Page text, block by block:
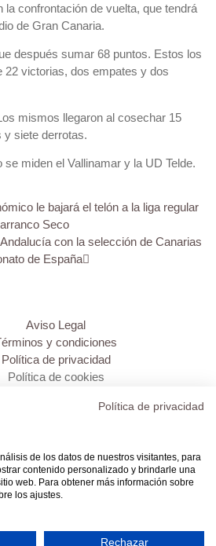
la confrontación de vuelta, que tendrá
de Gran Canaria.
después sumar 68 puntos. Estos los
22 victorias, dos empates y dos
mismos llegaron al cosechar 15
y siete derrotas.
se miden el Vallinamar y la UD Telde.
le bajará el telón a la liga regular
Seco
con la selección de Canarias
de España
Aviso Legal
y condiciones
Política de privacidad
Política de cookies
Contacto
Política de privacidad
de los datos de nuestros visitantes, para
contenido personalizado y brindarle una
web. Para obtener más información sobre
los ajustes.
Rechazar